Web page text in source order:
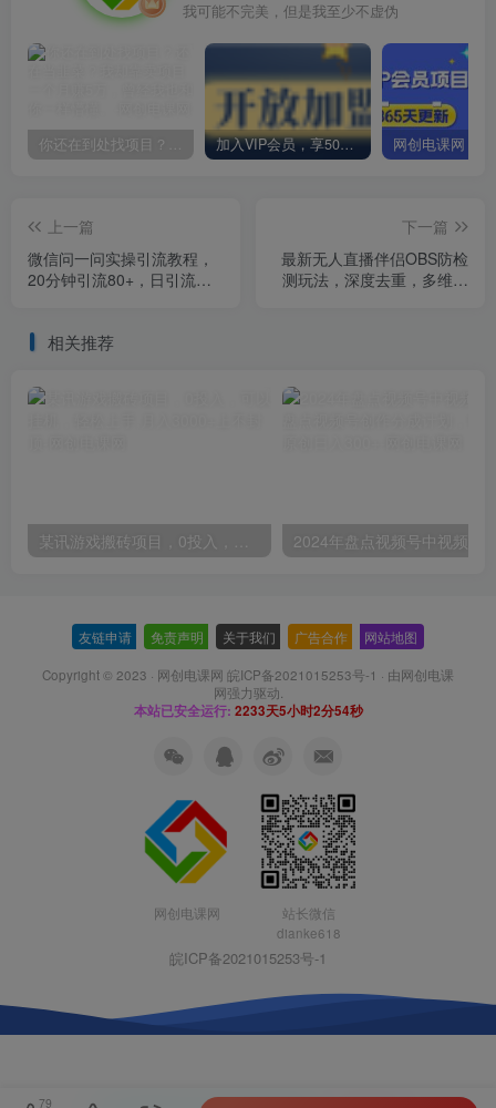
我可能不完美，但是我至少不虚伪
你还在到处找项目？还在当韭菜？我却靠卖项目一个月赚5万，曾经我也和你一样懵懂。 加入VIP会员，享50%的推广提成，免费学习多种网上创业课程，菜鸟秒变大神！
上一篇
微信问一问实操引流教程，
20分钟引流80+，日引流
下一篇
最新无人直播伴侣OBS防检
测玩法，深度去重，多维传
相关推荐
某讯游戏搬砖项目，0投入，可以挂机，轻松上手,月入3000+上不封顶
友链申请 免责声明 关于我们 广告合作 网站地图
Copyright © 2023 · 网创电课网 皖ICP备2021015253号-1 · 由网创电课
网强力驱动.
本站已安全运行: 2233天5小时2分55秒
网创电课网
站长微信
dianke618
皖ICP备2021015253号-1
79